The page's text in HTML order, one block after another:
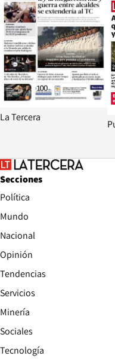
La Tercera
Secciones
Política
Mundo
Nacional
Opinión
Tendencias
Servicios
Minería
Sociales
Tecnología